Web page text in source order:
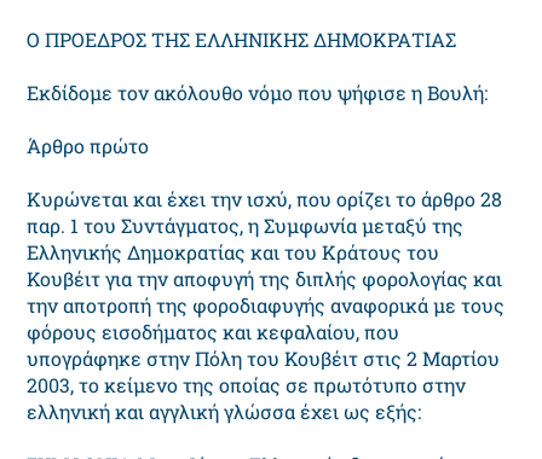
Ο ΠΡΟΕΔΡΟΣ ΤΗΣ ΕΛΛΗΝΙΚΗΣ ΔΗΜΟΚΡΑΤΙΑΣ
Εκδίδομε τον ακόλουθο νόμο που ψήφισε η Βουλή:
Άρθρο πρώτο
Κυρώνεται και έχει την ισχύ, που ορίζει το άρθρο 28
παρ. 1 του Συντάγματος, η Συμφωνία μεταξύ της
Ελληνικής Δημοκρατίας και του Κράτους του
Κουβέιτ για την αποφυγή της διπλής φορολογίας και
την αποτροπή της φοροδιαφυγής αναφορικά με τους
φόρους εισοδήματος και κεφαλαίου, που
υπογράφηκε στην Πόλη του Κουβέιτ στις 2 Μαρτίου
2003, το κείμενο της οποίας σε πρωτότυπο στην
ελληνική και αγγλική γλώσσα έχει ως εξής: